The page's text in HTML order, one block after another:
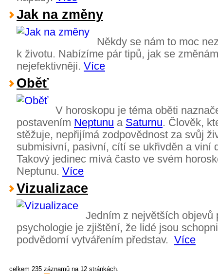
Jak na změny
Někdy se nám to moc
k životu. Nabízíme pár tipů, jak se
nejefektivněji. Více
Oběť
V horoskopu je téma oběti
postavením Neptunu a Saturnu. Člověk,
stěžuje, nepřijímá zodpovědnost za svůj
submisivní, pasivní, cítí se ukřivděn a viní
Takový jedinec mívá často ve svém
Neptunu. Více
Vizualizace
Jedním z největších
psychologie je zjištění, že lidé jsou
podvědomí vytvářením představ. Více
celkem 235 záznamů na 12 stránkách.